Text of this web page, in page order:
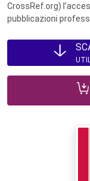
CrossRef.org)
pubblicazioni